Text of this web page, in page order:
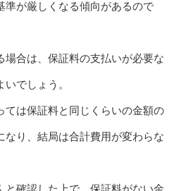
準が厳しくなる傾向があるので
場合は、保証料の支払いが必要な
でしょう。
ては保証料と同じくらいの金額の
なり、結局は合計費用が変わらな